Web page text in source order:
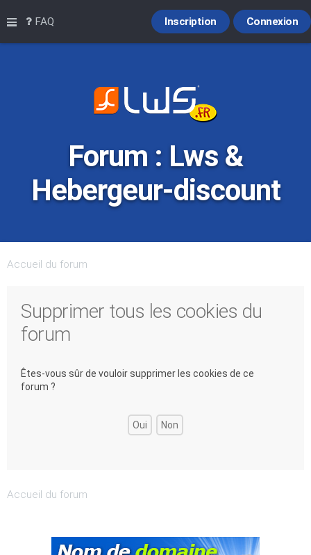
Raccourcis
FAQ Connexion
Inscription
Forum : Lws &
Hebergeur-discount
Accueil du forum
Supprimer tous les cookies du
forum
Êtes-vous sûr de vouloir supprimer les cookies de ce
forum ?
Accueil du forum